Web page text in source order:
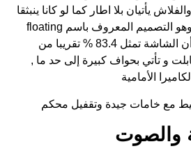
يأتيان بلا اطار كما لو كانا ينبثقا
مباشرة من ظهر الهاتف وهو التصميم المعروف باسم floating
camera . من الأمام نجد أن الشاشة تمثل 83.4 % تقريبا من
و تأتي بحواف كبيرة إلى حد ما ,
الأمامية
مع خامات جيدة وتقفيل محكم
والصوت